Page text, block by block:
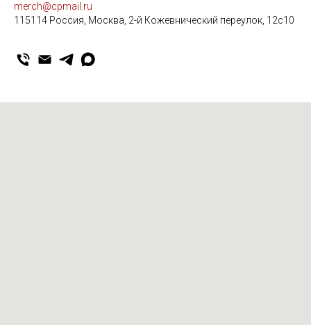
merch@cpmail.ru
115114 Россия, Москва, 2-й Кожевнический переулок, 12с10